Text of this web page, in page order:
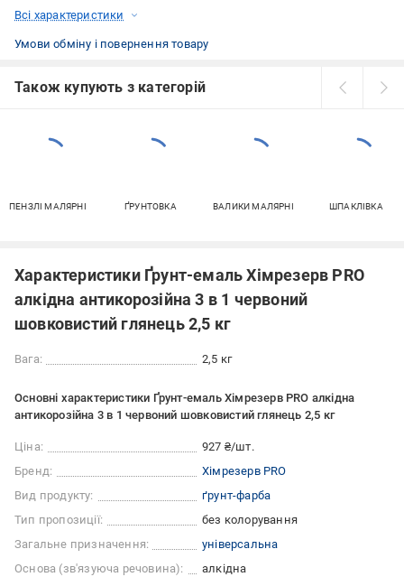
Всі характеристики
Умови обміну і повернення товару
Також купують з категорій
ПЕНЗЛІ МАЛЯРНІ ҐРУНТОВКА ВАЛИКИ МАЛЯРНІ ШПАКЛІВКА
Характеристики Ґрунт-емаль Хімрезерв PRO
алкідна антикорозійна 3 в 1 червоний
шовковистий глянець 2,5 кг
Вага: 2,5 кг
Основні характеристики Ґрунт-емаль Хімрезерв PRO алкідна
антикорозійна 3 в 1 червоний шовковистий глянець 2,5 кг
Ціна:
927 ₴/шт.
Бренд:
Хімрезерв PRO
Вид продукту:
ґрунт-фарба
Тип пропозиції:
без колорування
Загальне призначення:
універсальна
Основа (зв'язуюча речовина):
алкідна